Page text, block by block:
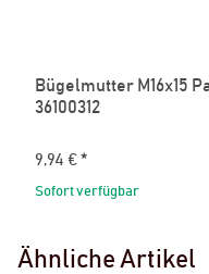
Bügelmutter M16x15
36100312
9,94 € *
Sofort verfügbar
Ähnliche Artikel